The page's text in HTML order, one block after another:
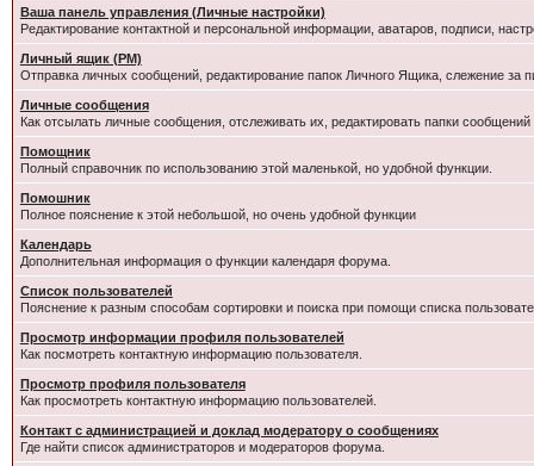
Ваша панель управления (Личные настройки)
Редактирование контактной и персональной информации, аватаров, подписи,
Личный ящик (PM)
Отправка личных сообщений, редактирование папок Личного Ящика, слежение за
Личные сообщения
Как отсылать личные сообщения, отслеживать их, редактировать папки
Помощник
Полный справочник по использованию этой маленькой, но удобной функции.
Помошник
Полное пояснение к этой небольшой, но очень удобной функции
Календарь
Дополнительная информация о функции календаря форума.
Список пользователей
Пояснение к разным способам сортировки и поиска при помощи списка
Просмотр информации профиля пользователей
Как посмотреть контактную информацию пользователя.
Просмотр профиля пользователя
Как просмотреть контактную информацию пользователей.
Контакт с администрацией и доклад модератору о сообщениях
Где найти список администраторов и модераторов форума.